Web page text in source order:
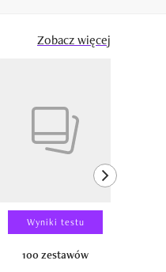
Zobacz więcej
Wyniki testu
100 zestawów
next element